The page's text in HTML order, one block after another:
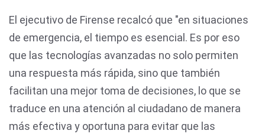
El ejecutivo de Firense recalcó que "en situaciones
de emergencia, el tiempo es esencial. Es por eso
que las tecnologías avanzadas no solo permiten
una respuesta más rápida, sino que también
facilitan una mejor toma de decisiones, lo que se
traduce en una atención al ciudadano de manera
más efectiva y oportuna para evitar que las